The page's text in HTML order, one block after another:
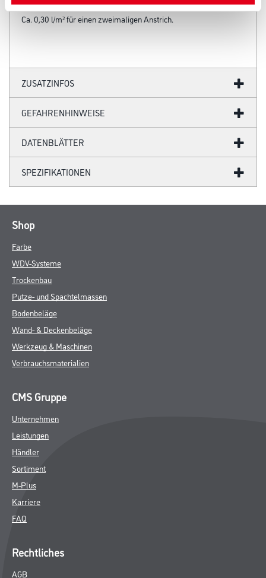
Verbrauch
Ca. 0,30 l/m² für einen zweimaligen Anstrich.
ZUSATZINFOS
GEFAHRENHINWEISE
DATENBLÄTTER
SPEZIFIKATIONEN
Shop
Farbe
WDV-Systeme
Trockenbau
Putze- und Spachtelmassen
Bodenbeläge
Wand- & Deckenbeläge
Werkzeug & Maschinen
Verbrauchsmaterialien
CMS Gruppe
Unternehmen
Leistungen
Händler
Sortiment
M-Plus
Karriere
FAQ
Rechtliches
AGB